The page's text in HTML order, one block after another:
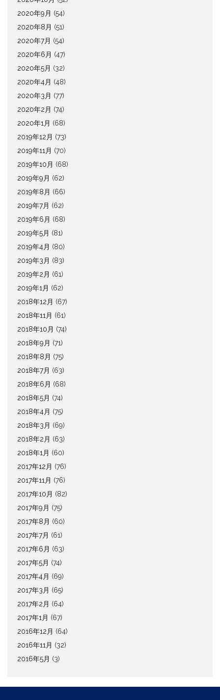
2020年9月 (54)
2020年8月 (51)
2020年7月 (54)
2020年6月 (47)
2020年5月 (32)
2020年4月 (48)
2020年3月 (77)
2020年2月 (74)
2020年1月 (68)
2019年12月 (73)
2019年11月 (70)
2019年10月 (68)
2019年9月 (62)
2019年8月 (66)
2019年7月 (62)
2019年6月 (68)
2019年5月 (81)
2019年4月 (80)
2019年3月 (83)
2019年2月 (61)
2019年1月 (62)
2018年12月 (67)
2018年11月 (61)
2018年10月 (74)
2018年9月 (71)
2018年8月 (75)
2018年7月 (63)
2018年6月 (68)
2018年5月 (74)
2018年4月 (75)
2018年3月 (69)
2018年2月 (63)
2018年1月 (60)
2017年12月 (76)
2017年11月 (76)
2017年10月 (82)
2017年9月 (75)
2017年8月 (60)
2017年7月 (61)
2017年6月 (63)
2017年5月 (74)
2017年4月 (69)
2017年3月 (65)
2017年2月 (64)
2017年1月 (67)
2016年12月 (64)
2016年11月 (32)
2016年5月 (3)